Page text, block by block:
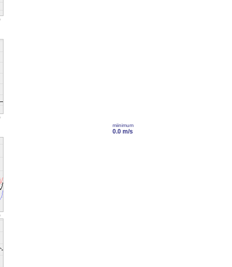
miinimum
0.0 m/s